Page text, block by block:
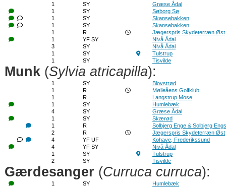
1 SY
Græse Ådal
1
SY
Søborg Sø
1
SY
Skansebakken
1
SY
Skansebakken
1
R
Jægerspris Skydeterræn Øst
1
YF SY
Nivå Ådal
3
SY
Nivå Ådal
1
SY
Tulstrup
1
SY Tisvilde
Munk (Sylvia atricapilla):
1 SY
Blovstrød
1
R
Mølleåens Golfklub
1
R
Langstrup Mose
1
SY
Humlebæk
4
SY
Græse Ådal
1
SY
Skærød
1
R
Solbjerg Enge & Solbjerg
2
R
Jægerspris Skydeterræn Øst
4
YF UF
Kohave, Frederikssund
4
YF SY
Nivå Ådal
1
SY
Tulstrup
2
SY Tisvilde
Gærdesanger (Curruca curruca):
1 SY Humlebæk